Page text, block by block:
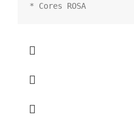
* Cores ROSA